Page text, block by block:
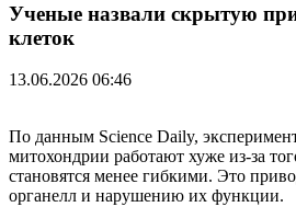
Ученые назвали скрытую
клеток
13.06.2026 06:46
По данным Science Daily,
митохондрии работают хуже из-за
становятся менее гибкими. Это
органелл и нарушению их функции.